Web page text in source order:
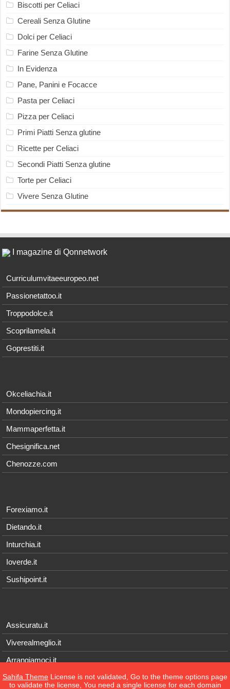
Biscotti per Celiaci
Cereali Senza Glutine
Dolci per Celiaci
Farine Senza Glutine
In Evidenza
Pane, Panini e Focacce
Pasta per Celiaci
Pizza per Celiaci
Primi Piatti Senza glutine
Ricette per Celiaci
Secondi Piatti Senza glutine
Torte per Celiaci
Vivere Senza Glutine
I magazine di Qonnetwork
Curriculumvitaeeuropeo.net
Passionetattoo.it
Troppodolce.it
Scoprilamela.it
Goprestiti.it
Okceliachia.it
Mondopiercing.it
Mammaperfetta.it
Chesignifica.net
Chenozze.com
Forexiamo.it
Dietando.it
Inturchia.it
Ioverde.it
Sushipoint.it
Assicuratu.it
Viverealmeglio.it
Arrangiamoci.it
Tecnichef.it
Sahifa Theme License is not validated, Go to the theme options page
to validate the license, You need a single license for each domain